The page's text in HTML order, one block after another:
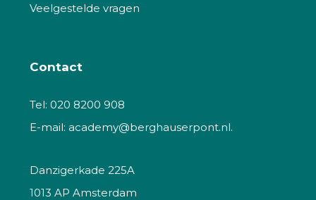
Veelgestelde vragen
Contact
Tel: 020 8200 908
E-mail: academy@berghauserpont.nl.
Danzigerkade 225A
1013 AP Amsterdam